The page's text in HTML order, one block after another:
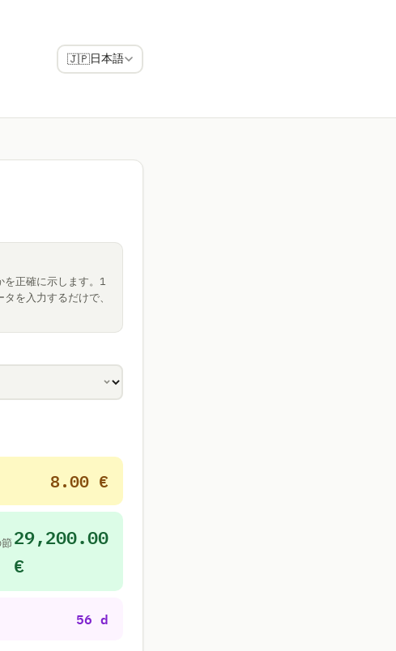
🇯🇵日本語
を正確に示します。1
を入力するだけで、
8.00 €
29,200.00
€
56 d